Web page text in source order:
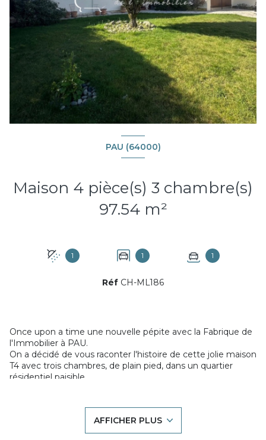
PAU (64000)
Maison 4 pièce(s) 3 chambre(s)
97.54 m²
1 1 1
Réf CH-ML186
Once upon a time une nouvelle pépite avec la Fabrique de
l'Immobilier à PAU.
On a décidé de vous raconter l'histoire de cette jolie maison
T4 avec trois chambres, de plain pied, dans un quartier
résidentiel paisible.
propriétaires ont entretenu et dont l'état est irréprochable !
Les plus qui nous ont fait craquer : le jardin sans vis à vis et
cloturé. Les volumes des pièces, le garage, la proximité des
AFFICHER PLUS